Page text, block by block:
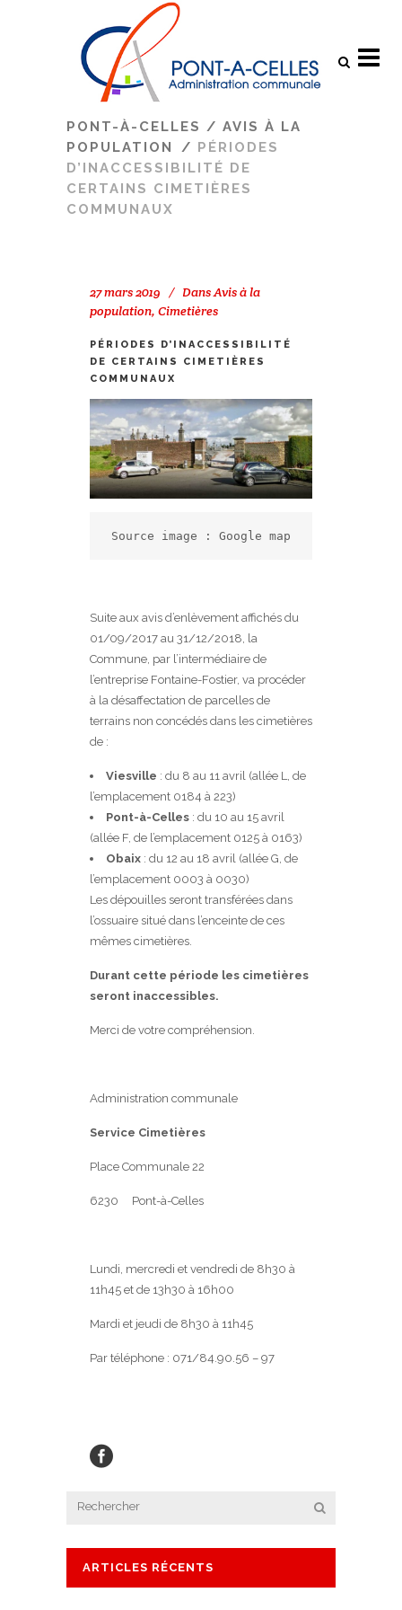
PONT-À-CELLES / AVIS À LA
POPULATION
/ PÉRIODES
D’INACCESSIBILITÉ DE
CERTAINS CIMETIÈRES
COMMUNAUX
27 mars 2019 DansAvis à la
population, Cimetières
PÉRIODES D’INACCESSIBILITÉ
DE CERTAINS CIMETIÈRES
COMMUNAUX
Source image : Google map
Suite aux avis d’enlèvement affichés du
01/09/2017 au 31/12/2018, la
Commune, par l’intermédiaire de
l’entreprise Fontaine-Fostier, va procéder
à la désaffectation de parcelles de
terrains non concédés dans les cimetières
de :
Viesville : du 8 au 11 avril (allée L, de
l’emplacement 0184 à 223)
Pont-à-Celles : du 10 au 15 avril
(allée F, de l’emplacement 0125 à 0163)
Obaix : du 12 au 18 avril (allée G, de
l’emplacement 0003 à 0030)
Les dépouilles seront transférées dans
l’ossuaire situé dans l’enceinte de ces
mêmes cimetières.
Durant cette période les cimetières
seront inaccessibles.
Merci de votre compréhension.
Administration communale
Service Cimetières
Place Communale 22
6230 Pont-à-Celles
Lundi, mercredi et vendredi de 8h30 à
11h45 et de 13h30 à 16h00
Mardi et jeudi de 8h30 à 11h45
Par téléphone : 071/84.90.56 – 97
ARTICLES RÉCENTS